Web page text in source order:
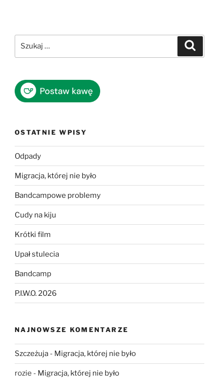
OSTATNIE WPISY
Odpady
Migracja, której nie było
Bandcampowe problemy
Cudy na kiju
Krótki film
Upał stulecia
Bandcamp
P.I.W.O. 2026
NAJNOWSZE KOMENTARZE
Szczeżuja - Migracja, której nie było
rozie - Migracja, której nie było